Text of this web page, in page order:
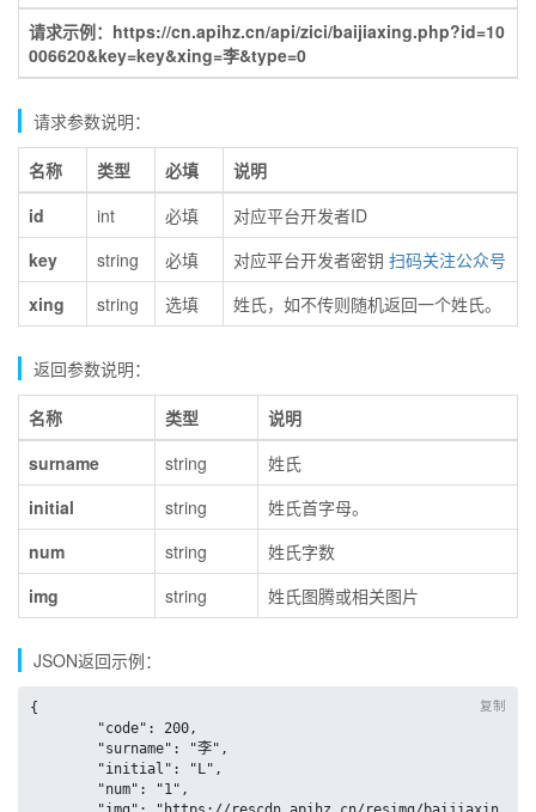
请求示例：https://cn.apihz.cn/api/zici/baijiaxing.php?id=10
006620&key=key&xing=李&type=0
请求参数说明：
名称 类型 必填
说明
id
int 必填
对应平台开发者ID
key
string 必填 对应平台开发者密钥 扫码关注公众号
xing
string 选填 姓氏，如不传则随机返回一个姓氏。
返回参数说明：
名称 类型
说明
surname
string
姓氏
initial
string
姓氏首字母。
num
string
姓氏字数
img
string 姓氏图腾或相关图片
JSON返回示例：
复制
{